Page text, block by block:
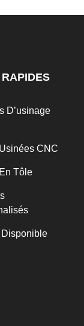
D’usinage
CNC
Tôle